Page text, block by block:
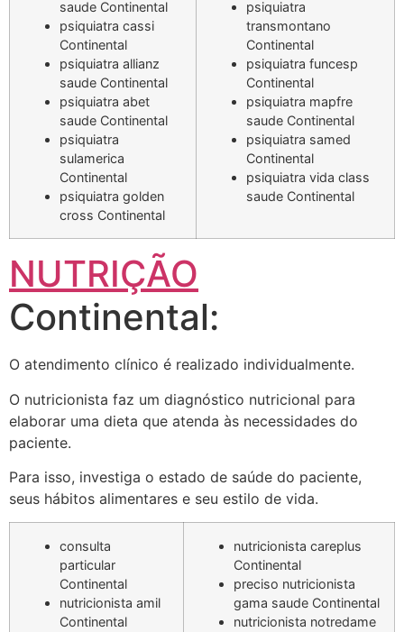
saude Continental
psiquiatra cassi
Continental
psiquiatra allianz
saude Continental
psiquiatra abet
saude Continental
psiquiatra
sulamerica
Continental
psiquiatra golden
cross Continental
psiquiatra
transmontano
Continental
psiquiatra funcesp
Continental
psiquiatra mapfre
saude Continental
psiquiatra samed
Continental
psiquiatra vida class
saude Continental
NUTRIÇÃO
Continental:
O atendimento clínico é realizado individualmente.
O nutricionista faz um diagnóstico nutricional para
elaborar uma dieta que atenda às necessidades do
paciente.
Para isso, investiga o estado de saúde do paciente,
seus hábitos alimentares e seu estilo de vida.
consulta
particular
Continental
nutricionista amil
Continental
nutricionista careplus
Continental
preciso nutricionista
gama saude Continental
nutricionista notredame